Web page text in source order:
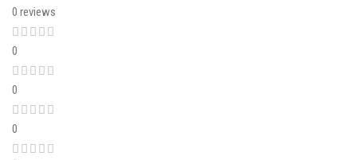
0 reviews
0
0
0